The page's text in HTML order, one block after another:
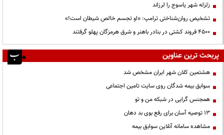
زلزله شهر یاسوج را لرزاند
تشخیص روان‌شناختی ترامپ: «او تجسم خالص شیطان است!»
۴۵۰۰ فروند کشتی در بنادر باهنر و شرق هرمزگان پهلو گرفتند
پربحث ترین عناوین
هشتمین کلان شهر ایران مشخص شد
سوابق بیمه شدگان روی سایت تامین اجتماعی
همجنس گرایی در شبکه من و تو
13 توصیه آسان برای رفع بوی بد دهان
مشاهده سامانه آنلاين سوابق بیمه